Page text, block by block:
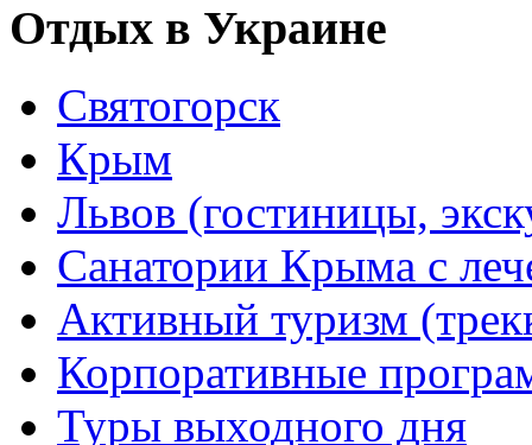
Отдых в Украине
Святогорск
Крым
Львов (гостиницы,
Санатории Крыма с
Активный туризм
Корпоративные
Туры выходного дня